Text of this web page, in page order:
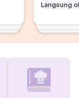
Langsung